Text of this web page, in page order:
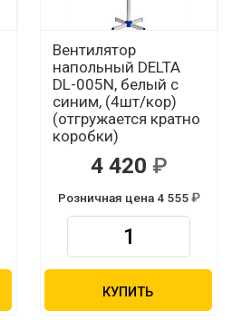
Вентилятор
напольный DELTA
DL-005N, белый с
синим, (4шт/кор)
(отгружается кратно
коробки)
4 420
Розничная цена 4 555
КУПИТЬ